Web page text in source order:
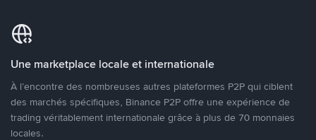
Une marketplace locale et internationale
À l’encontre des nombreuses autres plateformes P2P qui ciblent
des marchés spécifiques, Binance P2P offre une expérience de
trading véritablement internationale grâce à plus de 70 monnaies
locales.